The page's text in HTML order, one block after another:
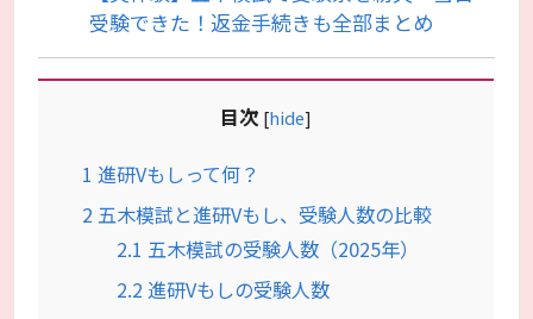
受験できた！返金手続きも全部まとめ
目次 [hide]
1 進研Vもしって何？
2 五木模試と進研Vもし、受験人数の比較
2.1 五木模試の受験人数（2025年）
2.2 進研Vもしの受験人数